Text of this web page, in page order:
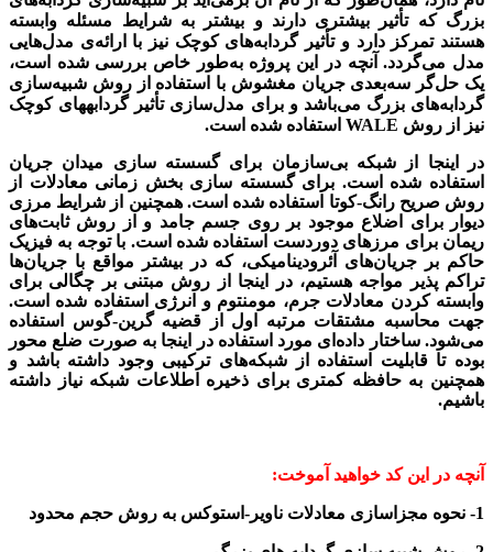
بزرگ که تأثیر بیشتری دارند و بیشتر به شرایط مسئله وابسته
هستند تمرکز دارد و تأثیر گردابه‌های کوچک نیز با ارائه‌ی مدل‌هایی
مدل می‌گردد. آنچه در این پروژه به‌طور خاص بررسی شده است،
یک حل‌گر سه‌بعدی جریان مغشوش با استفاده از روش شبیه‌سازی
گردابه‌های بزرگ می‌باشد و برای مدل‌سازی تأثیر گردابه‎های کوچک
نیز از روش WALE استفاده شده است.
در اینجا از شبکه بی‌سازمان برای گسسته سازی میدان جریان
استفاده شده است. برای گسسته سازی بخش زمانی معادلات از
روش صریح رانگ-کوتا استفاده شده است. همچنین از شرایط مرزی
دیوار برای اضلاع موجود بر روی جسم جامد و از روش ثابت‌های
ریمان برای مرزهای دوردست استفاده شده است. با توجه به فیزیک
حاکم بر جریان‌های آئرودینامیکی، که در بیشتر مواقع با جریان‌ها
تراکم پذیر مواجه هستیم، در اینجا از روش مبتنی بر چگالی برای
وابسته کردن معادلات جرم، مومنتوم و انرژی استفاده شده است.
جهت محاسبه مشتقات مرتبه اول از قضیه گرین-گوس استفاده
می‌شود. ساختار داده‌ای مورد استفاده در اینجا به‌ صورت ضلع محور
بوده تا قابلیت استفاده از شبکه‌های ترکیبی وجود داشته باشد و
همچنین به حافظه کمتری برای ذخیره اطلاعات شبکه نیاز داشته
باشیم.
آنچه در این کد خواهید آموخت:
1- نحوه مجزاسازی معادلات ناویر-استوکس به روش حجم محدود